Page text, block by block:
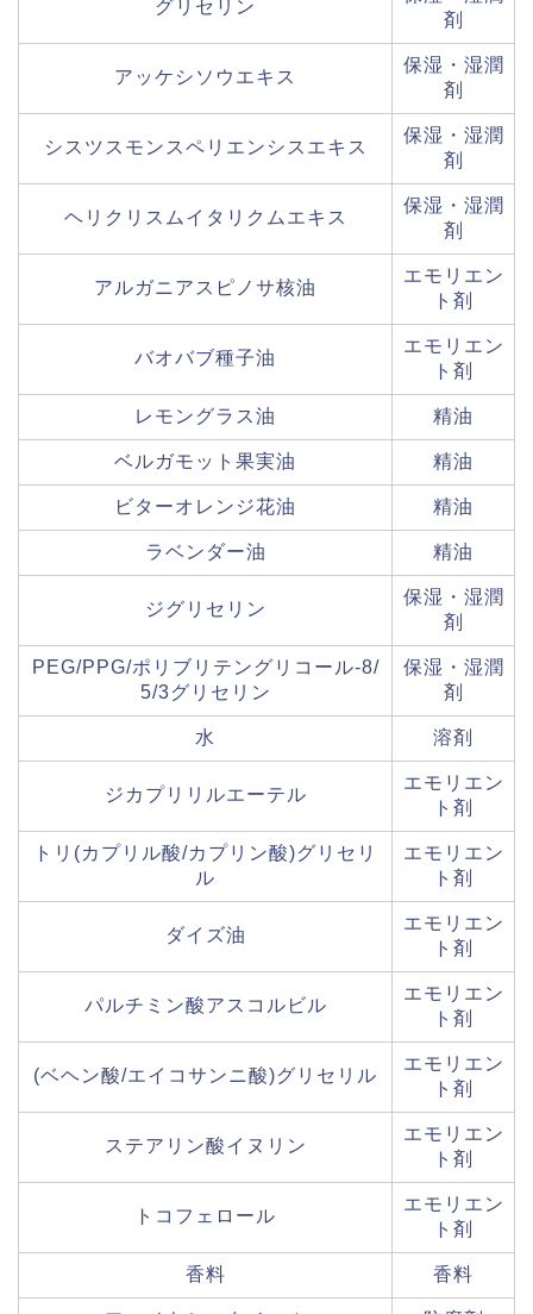
グリセリン
剤
アッケシソウエキス
保湿・湿潤
剤
シスツスモンスペリエンシスエキス
保湿・湿潤
剤
ヘリクリスムイタリクムエキス
保湿・湿潤
剤
アルガニアスピノサ核油
エモリエン
ト剤
バオバブ種子油
エモリエン
ト剤
レモングラス油 精油
ベルガモット果実油 精油
ビターオレンジ花油 精油
ラベンダー油 精油
ジグリセリン
保湿・湿潤
剤
PEG/PPG/ポリブリテングリコール-8/
5/3グリセリン
保湿・湿潤
剤
水 溶剤
ジカプリリルエーテル
エモリエン
ト剤
トリ(カプリル酸/カプリン酸)グリセリ
ル
エモリエン
ト剤
ダイズ油
エモリエン
ト剤
パルチミン酸アスコルビル
エモリエン
ト剤
(ベヘン酸/エイコサンニ酸)グリセリル
エモリエン
ト剤
ステアリン酸イヌリン
エモリエン
ト剤
トコフェロール
エモリエン
ト剤
香料 香料